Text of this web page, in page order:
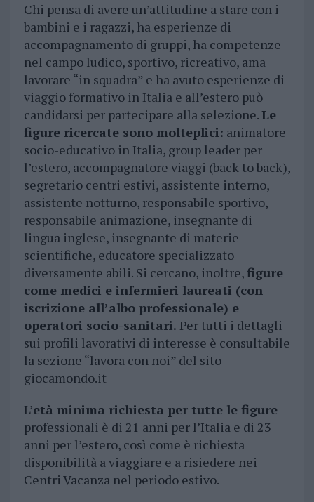
Chi pensa di avere un’attitudine a stare con i
bambini e i ragazzi, ha esperienze di
accompagnamento di gruppi, ha competenze
nel campo ludico, sportivo, ricreativo, ama
lavorare “in squadra” e ha avuto esperienze di
viaggio formativo in Italia e all’estero può
candidarsi per partecipare alla selezione.Le
figure ricercate sono molteplici: animatore
socio-educativo in Italia, group leader per
l’estero, accompagnatore viaggi (back to back),
segretario centri estivi, assistente interno,
assistente notturno, responsabile sportivo,
responsabile animazione, insegnante di
lingua inglese, insegnante di materie
scientifiche, educatore specializzato
diversamente abili. Si cercano, inoltre,figure
come medici e infermieri laureati (con
iscrizione all’albo professionale) e
operatori socio-sanitari. Per tutti i dettagli
sui profili lavorativi di interesse è consultabile
la sezione “lavora con noi” del sito
giocamondo.it
L’età minima richiesta per tutte le figure
professionali è di 21 anni per l’Italia e di 23
anni per l’estero, così come è richiesta
disponibilità a viaggiare e a risiedere nei
Centri Vacanza nel periodo estivo.